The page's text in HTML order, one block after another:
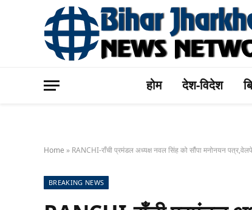
होम देश-विदेश
Home » RANCHI-राँची प्रमंडल अध्यक्ष नवल सिंह को सौंपा मनोनयन
BREAKING NEWS